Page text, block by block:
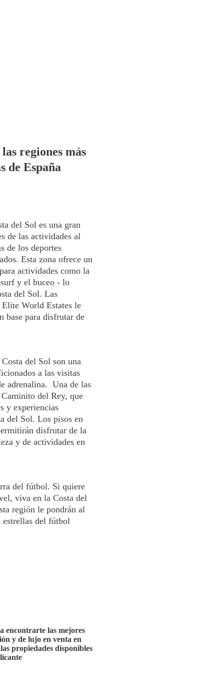
regiones más
de España
del Sol es una gran
de las actividades al
de los deportes
Esta zona ofrece un
actividades como la
y el buceo - lo
del Sol. Las
Elite World Estates le
base para disfrutar de
del Sol son una
a las visitas
adrenalina. Una de las
del Rey, que
y experiencias
del Sol. Los pisos en
disfrutar de la
y de actividades en
del fútbol. Si quiere
viva en la Costa del
región le pondrán al
estrellas del fútbol
encontrarte las mejores
y de lujo en venta en
propiedades disponibles